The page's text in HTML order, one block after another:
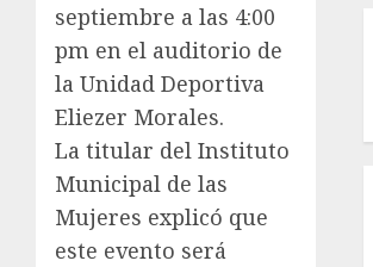
septiembre a las 4:00
pm en el auditorio de
la Unidad Deportiva
Eliezer Morales.
La titular del Instituto
Municipal de las
Mujeres explicó que
este evento será